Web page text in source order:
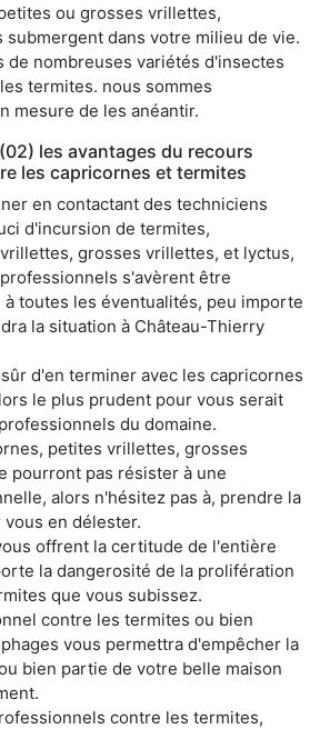
ou grosses vrillettes,
submergent dans votre milieu de vie.
de nombreuses variétés d'insectes
termites. nous sommes
mesure de les anéantir.
les avantages du recours
les capricornes et termites
en contactant des techniciens
d'incursion de termites,
grosses vrillettes, et lyctus,
s'avèrent être
à toutes les éventualités, peu importe
la situation à Château-Thierry
d'en terminer avec les capricornes
le plus prudent pour vous serait
du domaine.
petites vrillettes, grosses
pourront pas résister à une
alors n'hésitez pas à, prendre la
en délester.
offrent la certitude de l'entière
la dangerosité de la prolifération
que vous subissez.
contre les termites ou bien
vous permettra d'empêcher la
bien partie de votre belle maison
contre les termites,